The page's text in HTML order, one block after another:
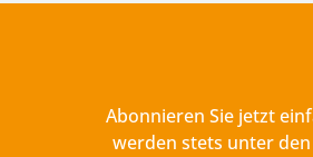
Abonnieren Sie jetzt
werden stets unter